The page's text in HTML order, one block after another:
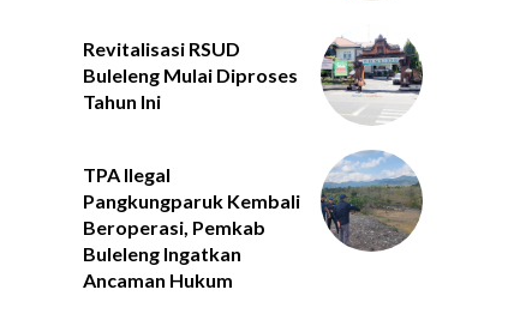
Revitalisasi RSUD
Buleleng Mulai Diproses
Tahun Ini
TPA Ilegal
Pangkungparuk Kembali
Beroperasi, Pemkab
Buleleng Ingatkan
Ancaman Hukum